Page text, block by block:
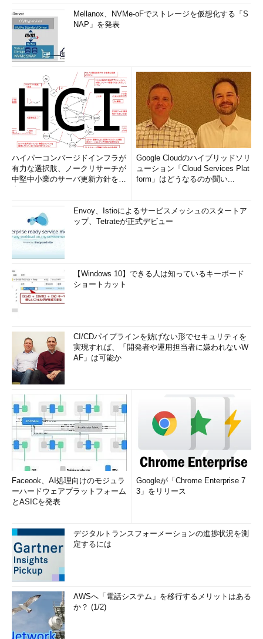
Mellanox、NVMe-oFでストレージを仮想化する「S
NAP」を発表
ハイパーコンバージドインフラが
有力な選択肢、ノークリサーチが
中堅中小業のサーバ更新方針を調
Google Cloudのハイブリッドソリ
ューション「Cloud Services Plat
form」はどうなるのか聞い...
Envoy、Istioによるサービスメッシュのスタートア
ップ、Tetrateが正式デビュー
【Windows 10】できる人は知っているキーボード
ショートカット
CI/CDパイプラインを妨げない形でセキュリティを
実現すれば、「開発者や運用担当者に嫌われないW
AF」は可能か
Faceook、AI処理向けのモジュラ
ーハードウェアプラットフォーム
とASICを発表
Googleが「Chrome Enterprise 7
3」をリリース
デジタルトランスフォーメーションの進捗状況を測
定するには
AWSへ「電話システム」を移行するメリットはある
か？ (1/2)